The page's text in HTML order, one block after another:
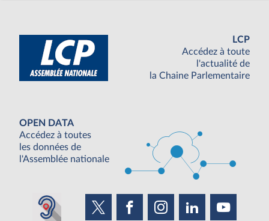
LCP
Accédez à toute
l'actualité de
la Chaine Parlementaire
OPEN DATA
Accédez à toutes
les données de
l'Assemblée nationale